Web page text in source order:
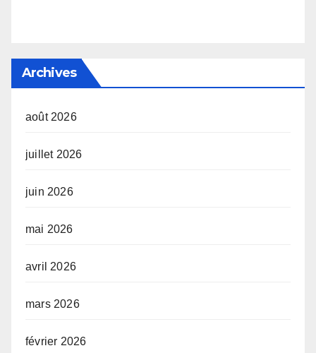
Archives
août 2026
juillet 2026
juin 2026
mai 2026
avril 2026
mars 2026
février 2026